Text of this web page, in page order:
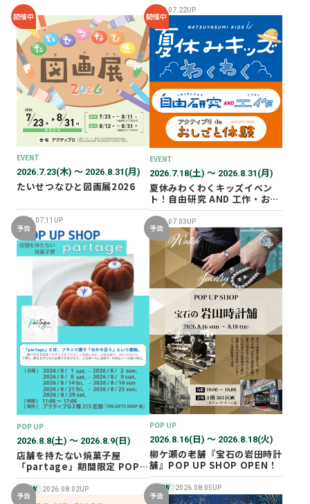
2026.07.22UP
開催中
EVENT
2026.7.23(木) 〜 2026.8.31(月)
たいせつなひと図画展2026
2026.07.11UP
開催中
EVENT
2026.7.18(土) 〜 2026.8.31(月)
夏休みわくわくキッズイベン
ト！自由研究 AND 工作・おし
ごと体験！
2026.07.03UP
予告
POP UP
2026.8.8(土) 〜 2026.8.9(日)
店舗を持たない焼菓子屋
「partage」期間限定 POP
UP SHOP オープン！
NEW 2026.08.02UP
予告
POP UP
2026.8.16(日) 〜 2026.8.18(火)
柳ケ瀬の老舗『宝石の岩田時計
舗』POP UP SHOP OPEN！
NEW 2026.08.05UP
予告 予告